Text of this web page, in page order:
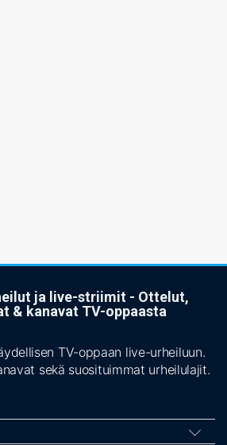
ja live-striimit - Ottelut,
& kanavat TV-oppaasta
TV-oppaan live-urheiluun.
sekä suosituimmat urheilulajit.